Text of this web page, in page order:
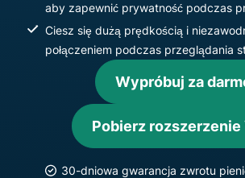
aby zapewnić prywatność podczas
Ciesz się dużą prędkością i
połączeniem podczas przeglądania
Wypróbuj za
Pobierz rozszerzenie
30-dniowa gwarancja zwrotu